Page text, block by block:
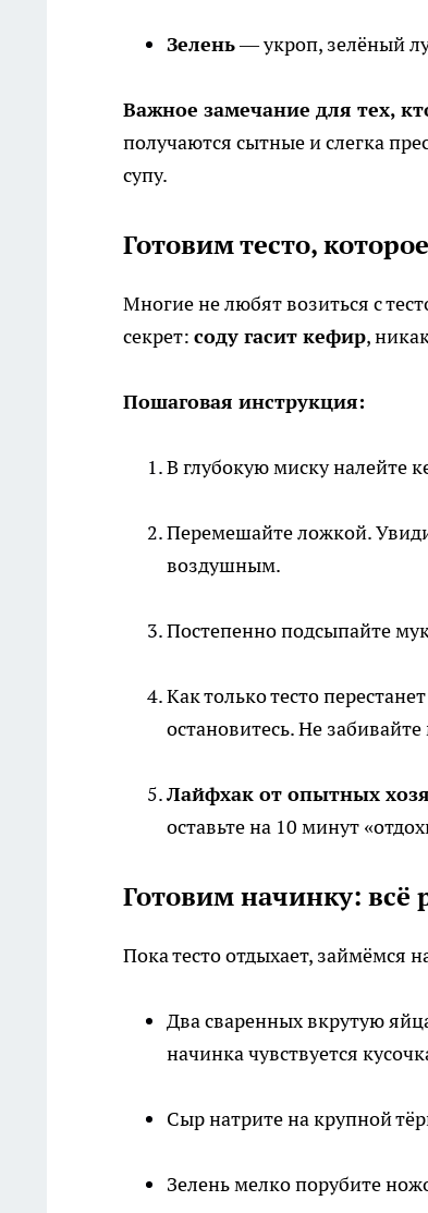
Зелень— укроп, зелёный
Важное замечание для тех,
получаются сытные и слегка
супу.
Готовим тесто,
Многие не любят возиться с
секрет: соду гасит кефир,
Пошаговая инструкция:
В глубокую миску налейте
Перемешайте ложкой.
воздушным.
Постепенно подсыпайте
Как только тесто
остановитесь. Не
Лайфхак от опытных
оставьте на 10 минут
Готовим начинку: всё
Пока тесто отдыхает, займёмся
Два сваренных вкрутую
начинка чувствуется
Сыр натрите на крупной
Зелень мелко порубите